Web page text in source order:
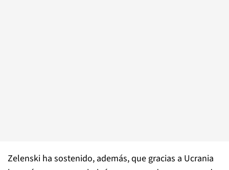
Zelenski ha sostenido, además, que gracias a Ucrania